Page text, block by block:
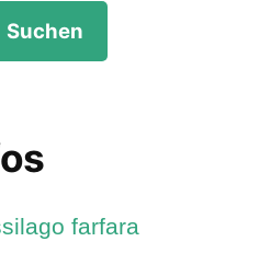
Suchen
farfara